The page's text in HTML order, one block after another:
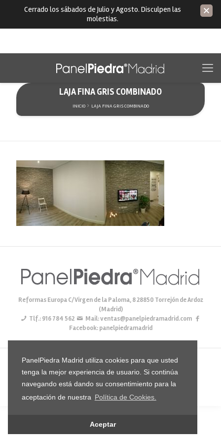
PanelPiedra Madrid utiliza cookies para que usted
tenga la mejor experiencia de usuario. Si continúa
navegando está dando su consentimiento para la
aceptación de nuestra Política de Cookies.
Aceptar
LAJA FINA GRIS COMBINADO
INICIO LAJA FINA GRIS COMBINADO
Reformas Europa C/Virgen de la Paloma, 8 28850 Torrejón de Ardoz
(Madrid)
Tlf.:916 784 562 Mail:ventas@panelpiedramadrid.com
Facebook: panelpiedramadrid
Diseño Incomaz Informática |Política de Cookies|Política de
Privacidad
Cerrado los sábados de Julio y Agosto. Disculpen las
molestias.